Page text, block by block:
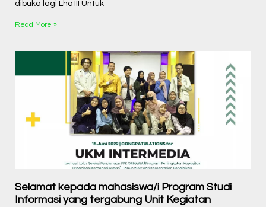
dibuka lagi Lho !!! Untuk
Read More »
Selamat kepada mahasiswa/i Program Studi
Informasi yang tergabung Unit Kegiatan